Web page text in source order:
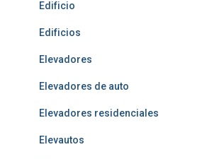
Edificio
Edificios
Elevadores
Elevadores de auto
Elevadores residenciales
Elevautos